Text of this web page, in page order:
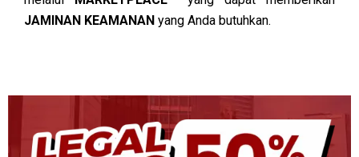
JAMINAN KEAMANAN yang Anda butuhkan.